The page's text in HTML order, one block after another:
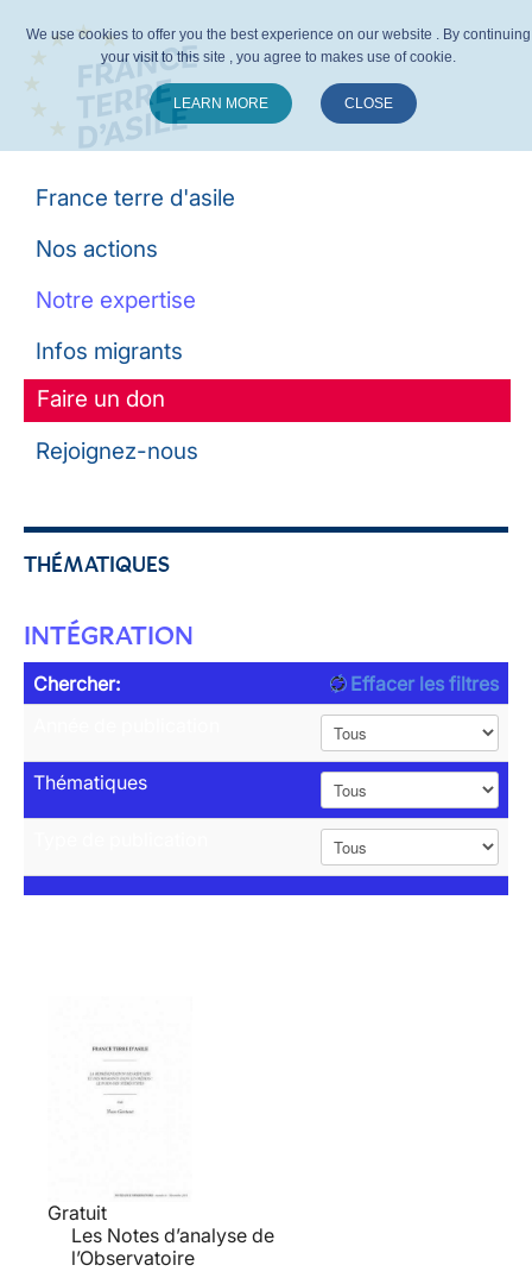
France terre d'asile
Nos actions
Notre expertise
Infos migrants
Faire un don
Rejoignez-nous
THÉMATIQUES
INTÉGRATION
Chercher:
Effacer les filtres
Thématiques
Gratuit
Les Notes d’analyse de
l’Observatoire
We use cookies to offer you the best experience on our website . By continuing
your visit to this site , you agree to makes use of cookie.
LEARN MORE CLOSE